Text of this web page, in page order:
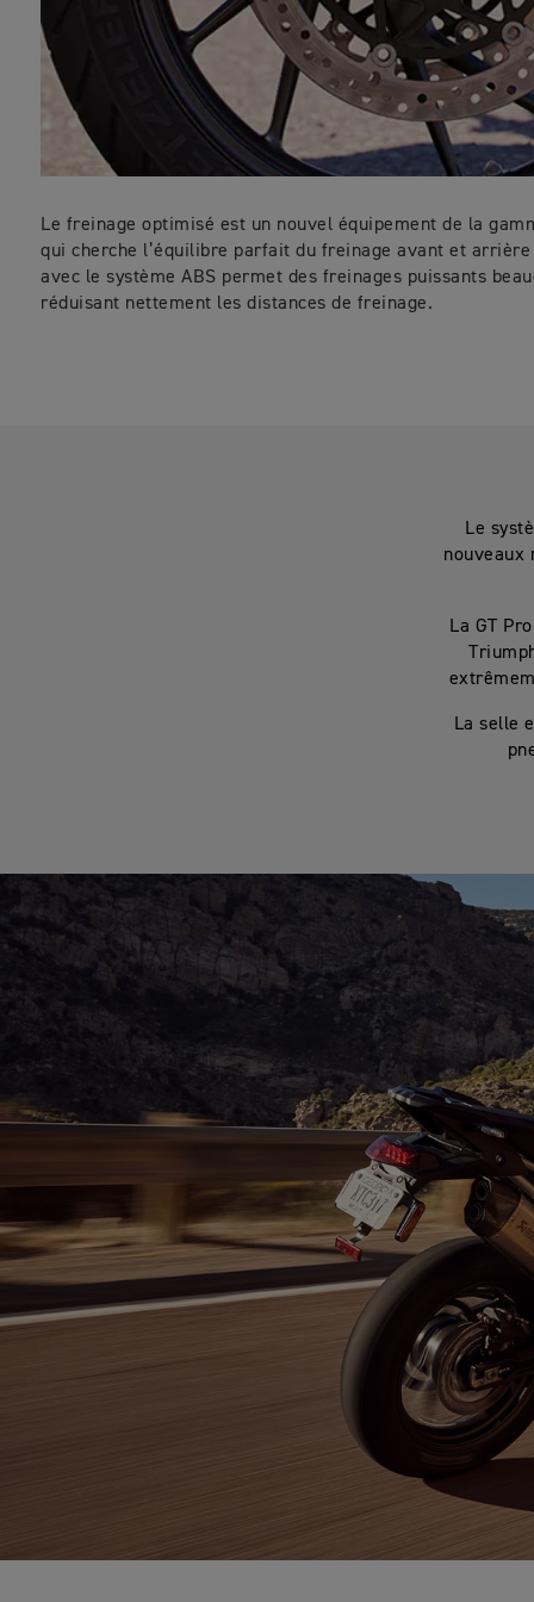
Le freinage optimisé est un nouvel équipement de la
qui cherche l’équilibre parfait du freinage avant et
avec le système ABS permet des freinages puissants
réduisant nettement les distances de freinage.
Le
nouveaux
La GT
La selle